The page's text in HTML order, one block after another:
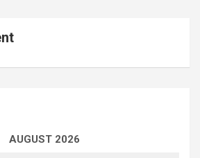
AUGUST 2026